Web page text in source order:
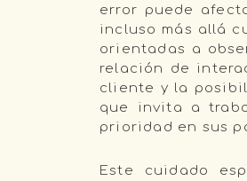
error puede
incluso más allá
orientadas a
relación de
cliente y la
que invita a
prioridad en sus
Este cuidado